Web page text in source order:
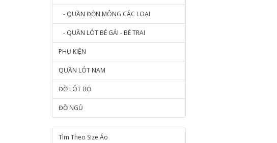
- QUẦN ĐỘN MÔNG CÁC LOẠI
- QUẦN LÓT BÉ GÁI - BÉ TRAI
PHỤ KIỆN
QUẦN LÓT NAM
ĐỒ LÓT BỘ
ĐỒ NGỦ
Tìm Theo Size Áo